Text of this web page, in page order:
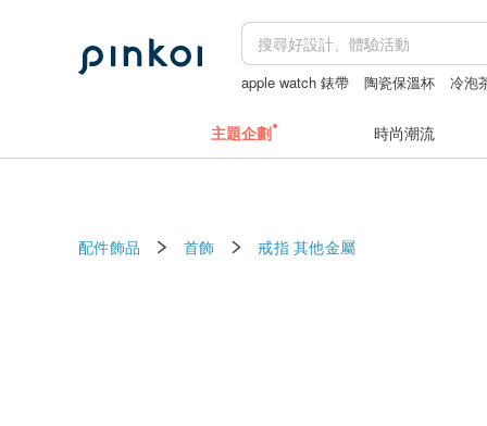
apple watch 錶帶 陶瓷保溫杯
冷泡
主題企劃 時尚潮流
配件飾品 首飾 戒指 其他金屬